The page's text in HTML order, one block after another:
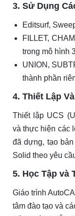
3. Sử Dụng
Editsurf,
FILLET,
trong mô hình
UNION,
thành phần
4. Thiết Lập
Thiết lập UCS
và thực hiện các
đã dựng, tạo
Solid theo yêu
5. Học Tập và
Giáo trình
tâm đào tạo và